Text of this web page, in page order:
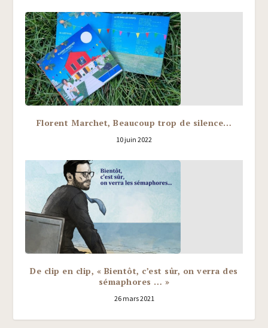
Florent Marchet, Beaucoup trop de silence…
10 juin 2022
De clip en clip, « Bientôt, c’est sûr, on verra des
sémaphores … »
26 mars 2021